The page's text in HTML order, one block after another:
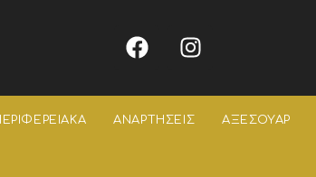
ΑΝΑΡΤΗΣΕΙΣ ΑΞΕΣΟΥΑΡ